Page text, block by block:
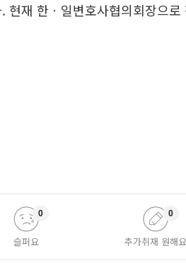
현재 한ㆍ일변호사협의회장으로
슬퍼요
0
추가취재 원해요
0